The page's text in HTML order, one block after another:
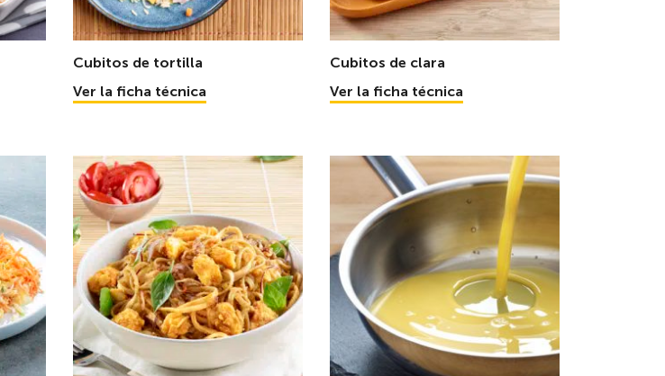
Cubitos de tortilla
Ver la ficha técnica
Cubitos de clara
Ver la ficha técnica